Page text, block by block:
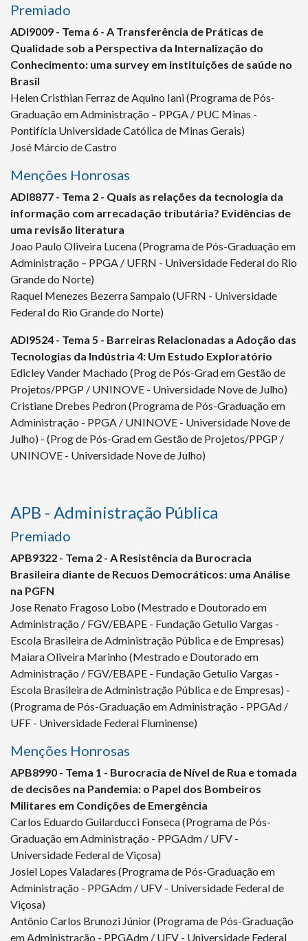
Premiado
ADI9009 - Tema 6 - A Transferência de Práticas de
Qualidade sob a Perspectiva da Internalização do
Conhecimento: uma survey em instituições de saúde no
Brasil
Helen Cristhian Ferraz de Aquino Iani (Programa de Pós-
Graduação em Administração – PPGA / PUC Minas -
Pontifícia Universidade Católica de Minas Gerais)
José Márcio de Castro
Menções Honrosas
ADI8877 - Tema 2 - Quais as relações da tecnologia da
informação com arrecadação tributária? Evidências de
uma revisão literatura
Joao Paulo Oliveira Lucena (Programa de Pós-Graduação em
Administração – PPGA / UFRN - Universidade Federal do Rio
Grande do Norte)
Raquel Menezes Bezerra Sampaio (UFRN - Universidade
Federal do Rio Grande do Norte)
ADI9524 - Tema 5 - Barreiras Relacionadas a Adoção das
Tecnologias da Indústria 4: Um Estudo Exploratório
Edicley Vander Machado (Prog de Pós-Grad em Gestão de
Projetos/PPGP / UNINOVE - Universidade Nove de Julho)
Cristiane Drebes Pedron (Programa de Pós-Graduação em
Administração - PPGA / UNINOVE - Universidade Nove de
Julho) - (Prog de Pós-Grad em Gestão de Projetos/PPGP /
UNINOVE - Universidade Nove de Julho)
APB - Administração Pública
Premiado
APB9322 - Tema 2 - A Resistência da Burocracia
Brasileira diante de Recuos Democráticos: uma Análise
na PGFN
Jose Renato Fragoso Lobo (Mestrado e Doutorado em
Administração / FGV/EBAPE - Fundação Getulio Vargas -
Escola Brasileira de Administração Pública e de Empresas)
Maiara Oliveira Marinho (Mestrado e Doutorado em
Administração / FGV/EBAPE - Fundação Getulio Vargas -
Escola Brasileira de Administração Pública e de Empresas) -
(Programa de Pós-Graduação em Administração - PPGAd /
UFF - Universidade Federal Fluminense)
Menções Honrosas
APB8990 - Tema 1 - Burocracia de Nível de Rua e tomada
de decisões na Pandemia: o Papel dos Bombeiros
Militares em Condições de Emergência
Carlos Eduardo Guilarducci Fonseca (Programa de Pós-
Graduação em Administração - PPGAdm / UFV -
Universidade Federal de Viçosa)
Josiel Lopes Valadares (Programa de Pós-Graduação em
Administração - PPGAdm / UFV - Universidade Federal de
Viçosa)
Antônio Carlos Brunozi Júnior (Programa de Pós-Graduação
em Administração - PPGAdm / UFV - Universidade Federal